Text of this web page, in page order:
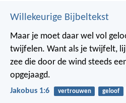
Willekeurige Bijbeltekst
Maar je moet daar wel vol
twijfelen. Want als je twijfelt,
zee die door de wind steeds
opgejaagd.
Jakobus 1:6 vertrouwen geloof